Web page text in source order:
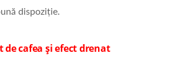
dispoziție.
de cafea și efect drenat